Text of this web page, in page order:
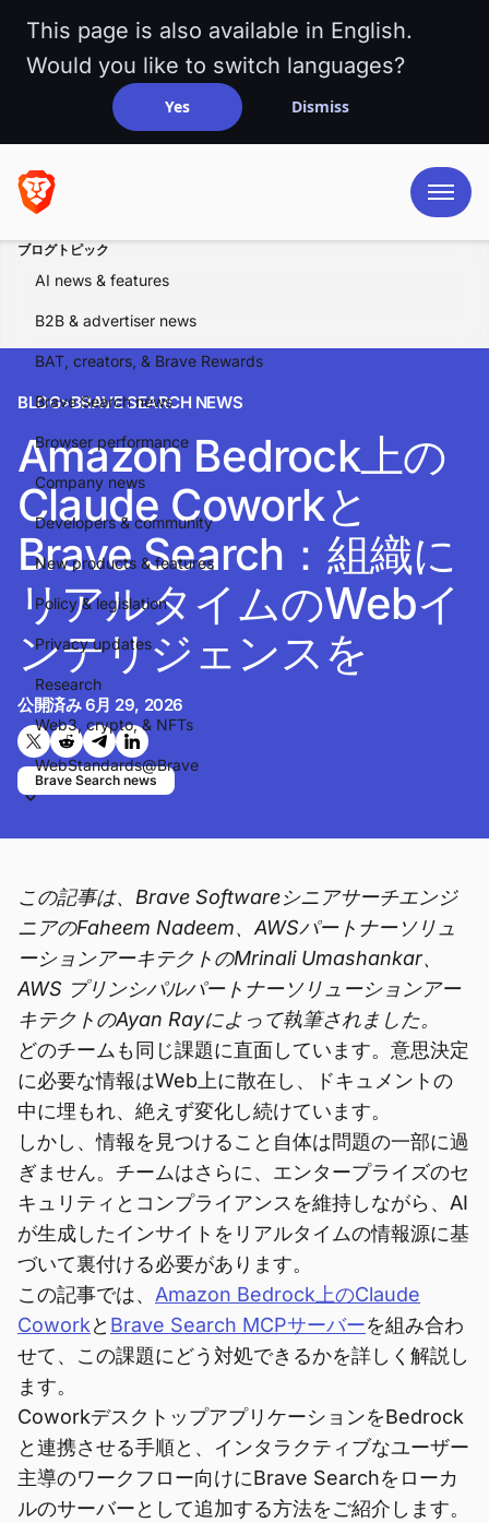
This page is also available in English.
Would you like to switch languages?
Yes Dismiss
ブログトピック
AI news & features
B2B & advertiser news
BAT, creators, & Brave Rewards
Brave Search news
Browser performance
Company news
Developers & community
New products & features
Policy & legislation
Privacy updates
Research
Web3, crypto, & NFTs
WebStandards@Brave
BLOG>BRAVE SEARCH NEWS
Amazon Bedrock上の
Claude Coworkと
Brave Search：組織に
リアルタイムのWebイ
ンテリジェンスを
公開済み6月 29, 2026
Twitterで共有する
Reddit で共有
Telegramで共有
LinkedInで共有
Brave Search news
この記事は、Brave Softwareシニアサーチエンジ
ニアのFaheem Nadeem、AWSパートナーソリュ
ーションアーキテクトのMrinali Umashankar、
AWS プリンシパルパートナーソリューションアー
キテクトのAyan Rayによって執筆されました。
どのチームも同じ課題に直面しています。意思決定
に必要な情報はWeb上に散在し、ドキュメントの
中に埋もれ、絶えず変化し続けています。
しかし、情報を見つけること自体は問題の一部に過
ぎません。チームはさらに、エンタープライズのセ
キュリティとコンプライアンスを維持しながら、AI
が生成したインサイトをリアルタイムの情報源に基
づいて裏付ける必要があります。
この記事では、 Amazon Bedrock上のClaude
Coworkと Brave Search MCPサーバーを組み合わ
せて、この課題にどう対処できるかを詳しく解説し
ます。
CoworkデスクトップアプリケーションをBedrock
と連携させる手順と、インタラクティブなユーザー
主導のワークフロー向けにBrave Searchをローカ
ルのサーバーとして追加する方法をご紹介します。